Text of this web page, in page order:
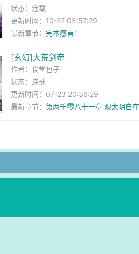
状态：连载
更新时间：10-22 05:57:29
最新章节：完本感言！
[玄幻]大荒剑帝
作者： 食堂包子
状态：连载
更新时间：07-23 20:36:29
最新章节：第两千零八十一章 观太阴自